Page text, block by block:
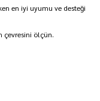
en iyi uyumu ve desteği
çevresini ölçün.